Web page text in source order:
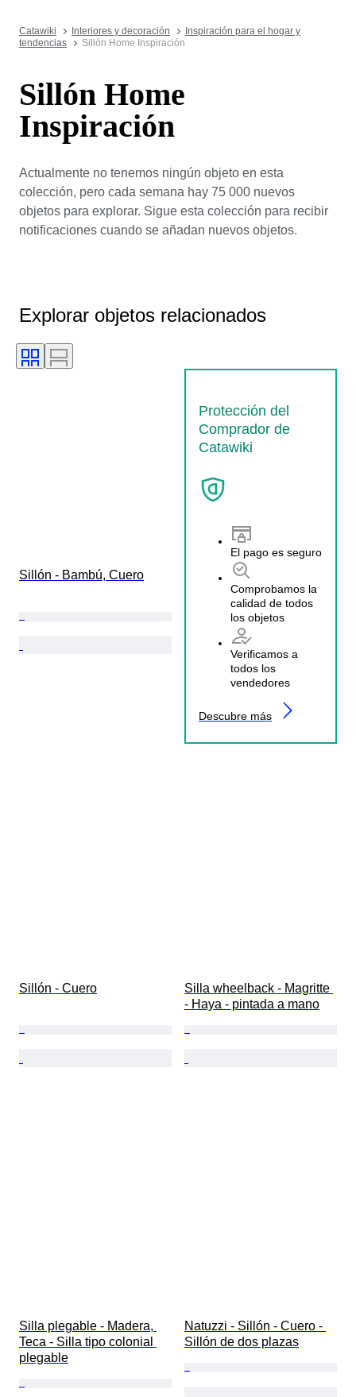
Catawiki Interiores y decoración
Inspiración para el hogar y
tendencias
Sillón Home Inspiración
Sillón Home
Inspiración
Actualmente no tenemos ningún objeto en esta
colección, pero cada semana hay 75 000 nuevos
objetos para explorar. Sigue esta colección para recibir
notificaciones cuando se añadan nuevos objetos.
Explorar objetos relacionados
Protección del
Comprador de
Catawiki
El pago es seguro
Comprobamos la
calidad de todos
los objetos
Verificamos a
todos los
vendedores
Descubre más
Sillón - Bambú, Cuero
Sillón - Cuero
Silla wheelback - Magritte
- Haya - pintada a mano
Silla plegable - Madera,
Teca - Silla tipo colonial
plegable
Natuzzi - Sillón - Cuero -
Sillón de dos plazas